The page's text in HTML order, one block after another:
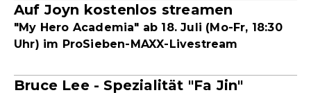
Auf Joyn kostenlos streamen
"My Hero Academia" ab 18. Juli (Mo-Fr, 18:30
Uhr) im ProSieben-MAXX-Livestream
Bruce Lee - Spezialität "Fa Jin"